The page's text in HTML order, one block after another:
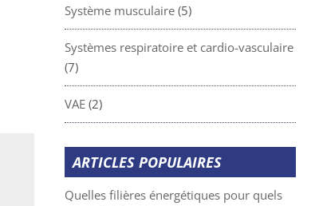
Système musculaire(5)
Systèmes respiratoire et cardio-vasculaire
(7)
VAE(2)
ARTICLES POPULAIRES
Quelles filières énergétiques pour quels